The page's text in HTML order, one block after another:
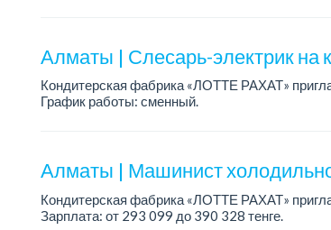
Алматы | Слесарь-электрик на
Кондитерская фабрика «ЛОТТЕ РАХАТ»
График работы: сменный.
Алматы | Машинист
Кондитерская фабрика «ЛОТТЕ РАХАТ»
Зарплата: от 293 099 до 390 328 тенге.